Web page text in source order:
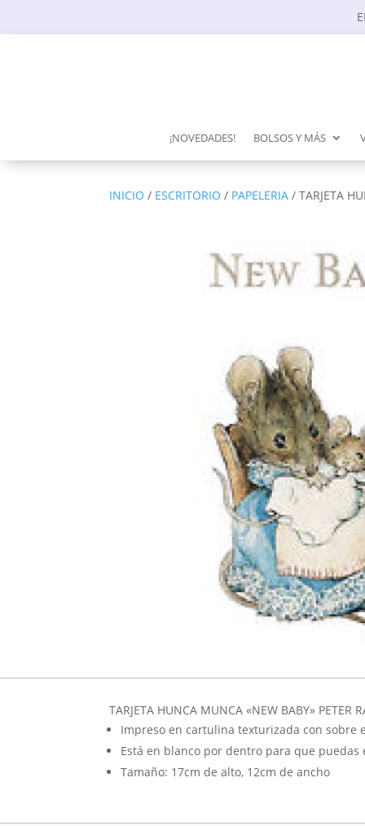
¡NOVEDADES! BOLSOS Y MÁS
INICIO / ESCRITORIO / PAPELERIA / TARJETA
TARJETA HUNCA MUNCA «NEW BABY» PETER
Impreso en cartulina texturizada con sobre
Está en blanco por dentro para que
Tamaño: 17cm de alto, 12cm de ancho